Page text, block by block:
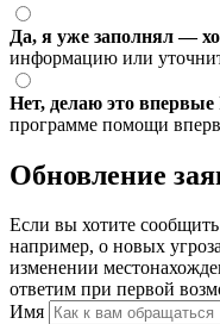
Да, я уже заполнял —
информацию или
Нет, делаю это впервые
программе помощи
Обновление
Если вы хотите
например, о новых
изменении
ответим при первой
Имя